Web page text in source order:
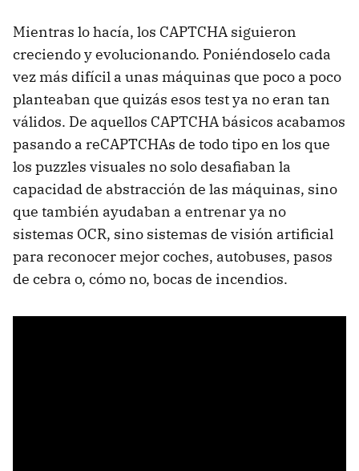
Mientras lo hacía, los CAPTCHA siguieron
creciendo y evolucionando. Poniéndoselo cada
vez más difícil a unas máquinas que poco a poco
planteaban que quizás esos test ya no eran tan
válidos. De aquellos CAPTCHA básicos acabamos
pasando a reCAPTCHAs de todo tipo en los que
los puzzles visuales no solo desafiaban la
capacidad de abstracción de las máquinas, sino
que también ayudaban a entrenar ya no
sistemas OCR, sino sistemas de visión artificial
para reconocer mejor coches, autobuses, pasos
de cebra o, cómo no, bocas de incendios.